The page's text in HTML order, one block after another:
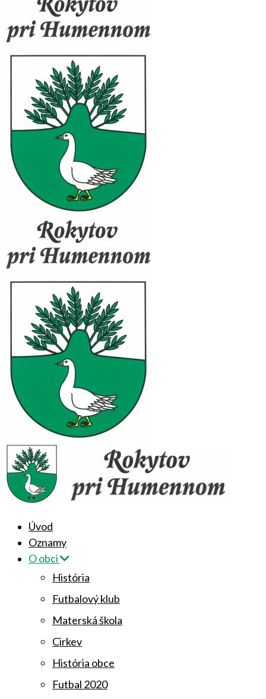
Úvod
Oznamy
O obci
História
Futbalový klub
Materská škola
Cirkev
História obce
Futbal 2020